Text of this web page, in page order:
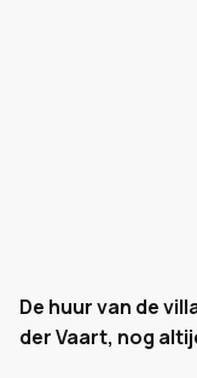
De huur van de
der Vaart, nog